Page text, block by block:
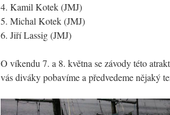
4. Kamil Kotek (JMJ)
5. Michal Kotek (JMJ)
6. Jiří Lassig (JMJ)
O víkendu 7. a 8. května se závody této
vás diváky pobavíme a předvedeme nějaký